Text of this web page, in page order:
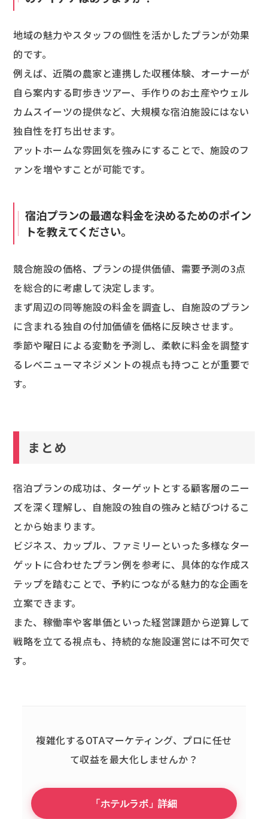
地域の魅力やスタッフの個性を活かしたプランが効果
的です。
例えば、近隣の農家と連携した収穫体験、オーナーが
自ら案内する町歩きツアー、手作りのお土産やウェル
カムスイーツの提供など、大規模な宿泊施設にはない
独自性を打ち出せます。
アットホームな雰囲気を強みにすることで、施設のフ
ァンを増やすことが可能です。
宿泊プランの最適な料金を決めるためのポイン
トを教えてください。
競合施設の価格、プランの提供価値、需要予測の3点
を総合的に考慮して決定します。
まず周辺の同等施設の料金を調査し、自施設のプラン
に含まれる独自の付加価値を価格に反映させます。
季節や曜日による変動を予測し、柔軟に料金を調整す
るレベニューマネジメントの視点も持つことが重要で
す。
まとめ
宿泊プランの成功は、ターゲットとする顧客層のニー
ズを深く理解し、自施設の独自の強みと結びつけるこ
とから始まります。
ビジネス、カップル、ファミリーといった多様なター
ゲットに合わせたプラン例を参考に、具体的な作成ス
テップを踏むことで、予約につながる魅力的な企画を
立案できます。
また、稼働率や客単価といった経営課題から逆算して
戦略を立てる視点も、持続的な施設運営には不可欠で
す。
複雑化するOTAマーケティング、 プロに任せ
て収益を最大化しませんか？
「ホテルラボ」詳細